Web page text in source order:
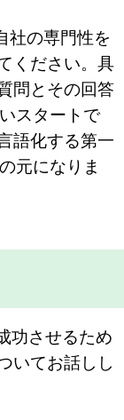
社の専門性を
ください。具
問とその回答
スタートで
語化する第一
元になりま
功させるため
いてお話しし